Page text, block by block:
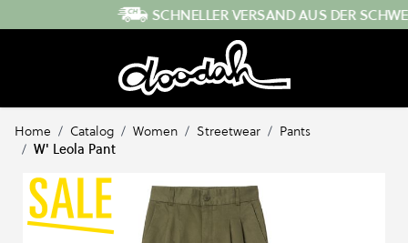
SCHNELLER VERSAND AUS DER SCHWEIZ
Home / Catalog / Women / Streetwear / Pants
/ W' Leola Pant